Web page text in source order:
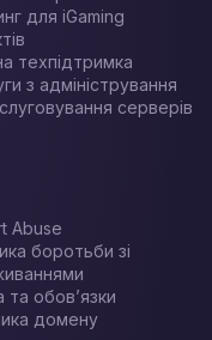
метрики з Zabbix і
графіки та панелі
моніторинг
вибір.
сервера відповідно
ресурси для
для iGaming
техпідтримка
з адміністрування
серверів
Abuse
боротьби зі
та обов’язки
домену